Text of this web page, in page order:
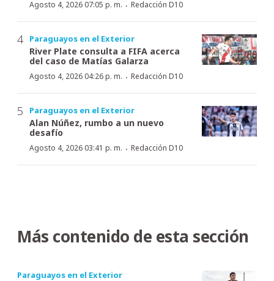
Agosto 4, 2026 07:05 p. m. · Redacción D10
Paraguayos en el Exterior
River Plate consulta a FIFA acerca
del caso de Matías Galarza
Agosto 4, 2026 04:26 p. m. · Redacción D10
Paraguayos en el Exterior
Alan Núñez, rumbo a un nuevo
desafío
Agosto 4, 2026 03:41 p. m. · Redacción D10
Más contenido de esta sección
Paraguayos en el Exterior